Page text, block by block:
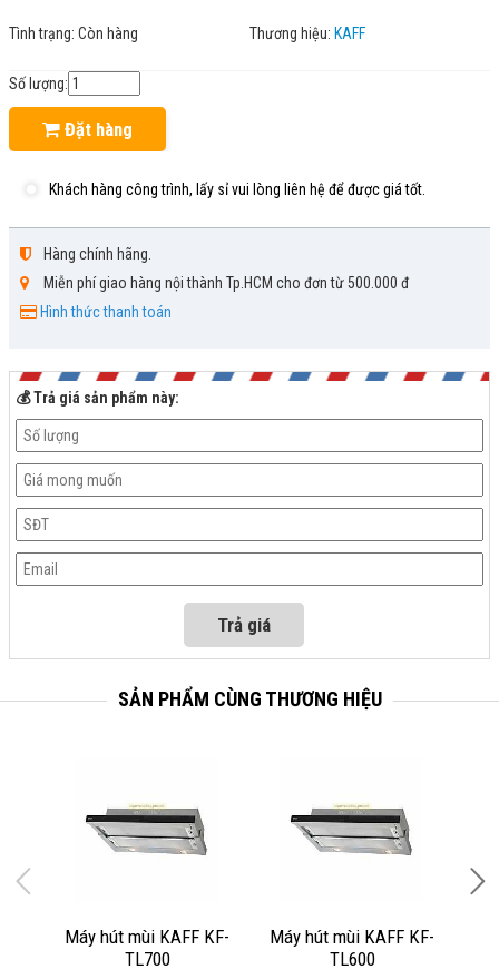
Tình trạng: Còn hàng Thương hiệu: KAFF
Số lượng:
Đặt hàng
Khách hàng công trình, lấy sỉ vui lòng liên hệ để được giá tốt.
Hàng chính hãng.
Miễn phí giao hàng nội thành Tp.HCM cho đơn từ 500.000 đ
Hình thức thanh toán
💰 Trả giá sản phẩm này:
SẢN PHẨM CÙNG THƯƠNG HIỆU
Máy hút mùi KAFF KF-
TL700
Máy hút mùi KAFF KF-
TL600